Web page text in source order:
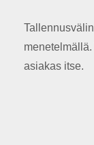
asiakas itse.